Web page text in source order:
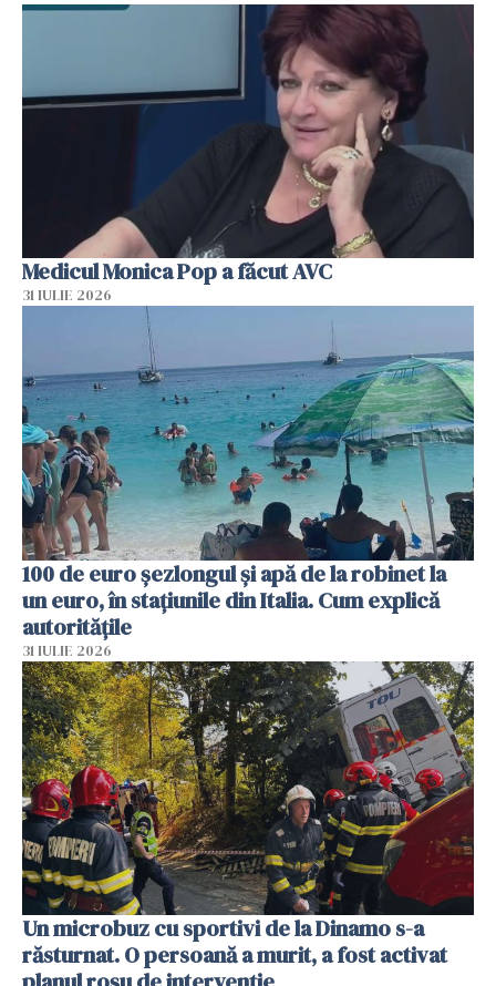
Medicul Monica Pop a făcut AVC
31 IULIE 2026
100 de euro șezlongul și apă de la robinet la
un euro, în stațiunile din Italia. Cum explică
autoritățile
31 IULIE 2026
Un microbuz cu sportivi de la Dinamo s-a
răsturnat. O persoană a murit, a fost activat